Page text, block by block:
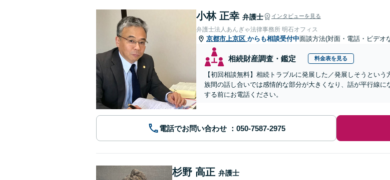
小林 正幸 弁護士 インタビューを見る
弁護士法人あんぎゃ法律事務所 明石オフィス
京都市上京区 からも相談受付中面談方法(対面・電話・ビデオ
相続財産調査・鑑定 料金表を見る
【初回相談無料】相続トラブルに発展した／発展しそうとい
族間の話し合いでは感情的な部分が大きくなり、話が平行線
する前にお電話ください。
電話でお問い合わせ
杉野 高正 弁護士